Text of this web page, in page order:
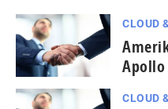
CLOUD
Apollo
CLOUD